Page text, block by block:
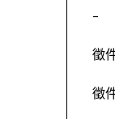
–
徵
徵